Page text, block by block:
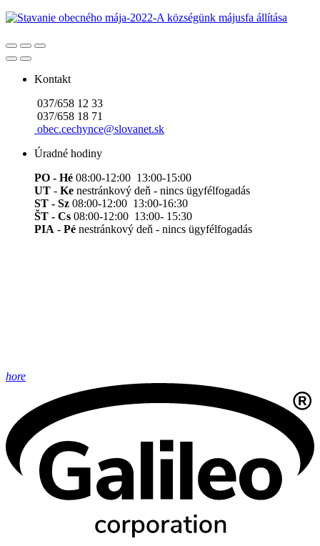
Kontakt
037/658 12 33
037/658 18 71
obec.cechynce@slovanet.sk
Úradné hodiny
PO - Hé 08:00-12:00 13:00-15:00
UT - Ke nestránkový deň - nincs ügyfélfogadás
ST - Sz 08:00-12:00 13:00-16:30
ŠT - Cs 08:00-12:00 13:00- 15:30
PIA - Pé nestránkový deň - nincs ügyfélfogadás
hore